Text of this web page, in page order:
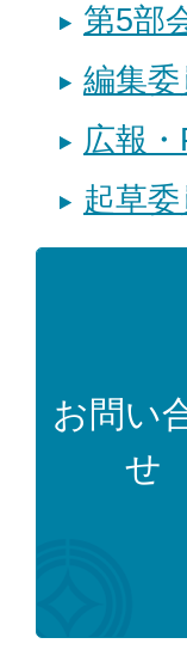
第5部
編集
広報
起草
お問い
せ